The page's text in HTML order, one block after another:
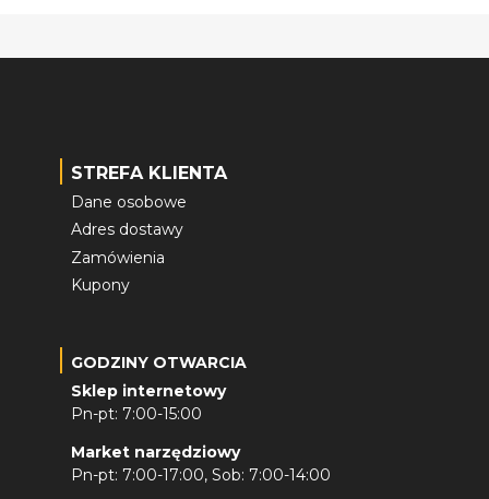
STREFA KLIENTA
Dane osobowe
Adres dostawy
Zamówienia
Kupony
GODZINY OTWARCIA
Sklep internetowy
Pn-pt: 7:00-15:00
Market narzędziowy
Pn-pt: 7:00-17:00, Sob: 7:00-14:00